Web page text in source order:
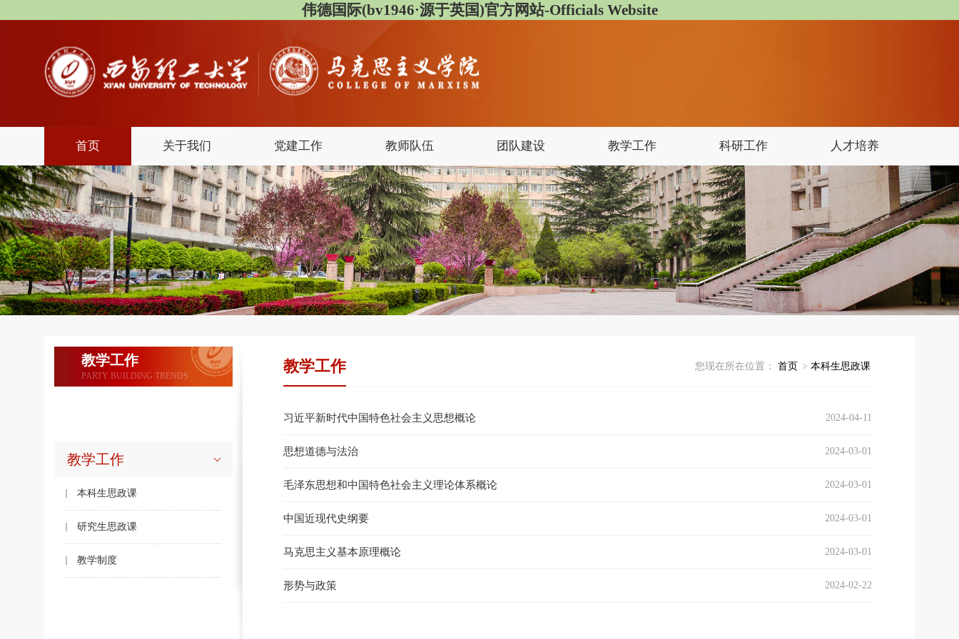
伟德国际(bv1946·源于英国)官方网站-Officials Website
首页 关于我们 党建工作 教师队伍 团队建设 教学工作 科研工作 人才培养
教学工作
PARTY BUILDING TRENDS
教学工作
本科生思政课
研究生思政课
教学制度
教学工作 您现在所在位置： 首页 > 本科生思政课
习近平新时代中国特色社会主义思想概论 2024-04-11
思想道德与法治 2024-03-01
毛泽东思想和中国特色社会主义理论体系概论 2024-03-01
中国近现代史纲要 2024-03-01
马克思主义基本原理概论 2024-03-01
形势与政策 2024-02-22